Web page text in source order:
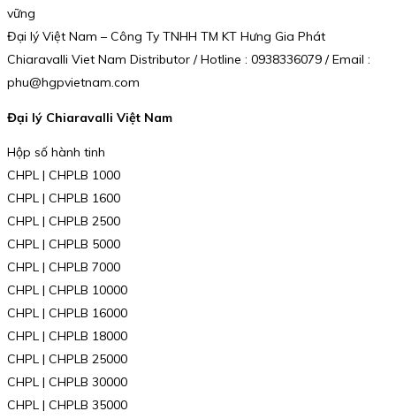
vững
Đại lý Việt Nam – Công Ty TNHH TM KT Hưng Gia Phát
Chiaravalli Viet Nam Distributor / Hotline : 0938336079 / Email :
phu@hgpvietnam.com
Đại lý Chiaravalli Việt Nam
Hộp số hành tinh
CHPL | CHPLB 1000
CHPL | CHPLB 1600
CHPL | CHPLB 2500
CHPL | CHPLB 5000
CHPL | CHPLB 7000
CHPL | CHPLB 10000
CHPL | CHPLB 16000
CHPL | CHPLB 18000
CHPL | CHPLB 25000
CHPL | CHPLB 30000
CHPL | CHPLB 35000